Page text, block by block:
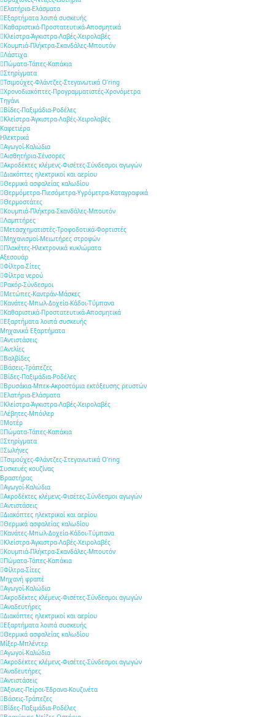
Ελατήρια-Ελάσματα
Εξαρτήματα λοιπά συσκευής
Καθαριστικά-Προστατευτικά-Αποσμητικά
Κλείστρα-Άγκιστρα-Λαβές-Χειρολαβές
Κουμπιά-Πλήκτρα-Σκανδάλες-Μπουτόν
Λάστιχα
Πώματα-Τάπες-Καπάκια
Στηρίγματα
Τσιμούχες-Φλάντζες-Στεγανωτικά O'ring
Χρονοδιακόπτες-Προγραμματιστές-Χρονόμετρα
Τηγάνι
Βίδες-Παξιμάδια-Ροδέλες
Κλείστρα-Άγκιστρα-Λαβές-Χειρολαβές
Καφετιέρα
Ηλεκτρικά
Αγωγοί-Καλώδια
Αισθητήρια-Σένσορες
Ακροδέκτες κλέμενς-Φισέτες-Σύνδεσμοι αγωγών
Διακόπτες ηλεκτρικοί και αερίου
Θερμικά ασφαλείας καλωδίου
Θερμόμετρα-Πιεσόμετρα-Υγρόμετρα-Καταγραφικά
Θερμοστάτες
Κουμπιά-Πλήκτρα-Σκανδάλες-Μπουτόν
Λαμπτήρες
Μετασχηματιστές-Τροφοδοτικά-Φορτιστές
Μηχανισμοί-Μειωτήρες στροφών
Πλακέτες-Ηλεκτρονικά κυκλώματα
Αξεσουάρ
Φίλτρα-Σίτες
Φίλτρα νερού
Ρακόρ-Σύνδεσμοι
Μετώπες-Καντράν-Μάσκες
Κανάτες-Μπωλ-Δοχεία-Κάδοι-Τύμπανα
Καθαριστικά-Προστατευτικά-Αποσμητικά
Εξαρτήματα λοιπά συσκευής
Μηχανικά Εξαρτήματα
Αντιστάσεις
Αντλίες
Βαλβίδες
Βάσεις-Τράπεζες
Βίδες-Παξιμάδια-Ροδέλες
Βρυσάκια-Μπεκ-Ακροστόμια εκτόξευσης ρευστών
Ελατήρια-Ελάσματα
Κλείστρα-Άγκιστρα-Λαβές-Χειρολαβές
Λέβητες-Μπόιλερ
Μοτέρ
Πώματα-Τάπες-Καπάκια
Στηρίγματα
Σωλήνες
Τσιμούχες-Φλάντζες-Στεγανωτικά O'ring
Συσκευές κουζίνας
Βραστήρας
Αγωγοί-Καλώδια
Ακροδέκτες κλέμενς-Φισέτες-Σύνδεσμοι αγωγών
Αντιστάσεις
Διακόπτες ηλεκτρικοί και αερίου
Θερμικά ασφαλείας καλωδίου
Κανάτες-Μπωλ-Δοχεία-Κάδοι-Τύμπανα
Κλείστρα-Άγκιστρα-Λαβές-Χειρολαβές
Κουμπιά-Πλήκτρα-Σκανδάλες-Μπουτόν
Πώματα-Τάπες-Καπάκια
Φίλτρα-Σίτες
Μηχανή φραπέ
Αγωγοί-Καλώδια
Ακροδέκτες κλέμενς-Φισέτες-Σύνδεσμοι αγωγών
Αναδευτήρες
Διακόπτες ηλεκτρικοί και αερίου
Εξαρτήματα λοιπά συσκευής
Θερμικά ασφαλείας καλωδίου
Μίξερ-Μπλέντερ
Αγωγοί-Καλώδια
Ακροδέκτες κλέμενς-Φισέτες-Σύνδεσμοι αγωγών
Αναδευτήρες
Αντιστάσεις
Άξονες-Πείροι-Έδρανα-Κουζινέτα
Βάσεις-Τράπεζες
Βίδες-Παξιμάδια-Ροδέλες